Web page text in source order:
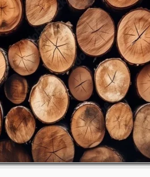
CAMPAGNE ACTION
CONTRE LA FAIM-
DEMARCHAGE DOURGNE
DU 03/08/2026 AU
05/09/2026
Auteur Christel DAUZAT/ 5 août 2026